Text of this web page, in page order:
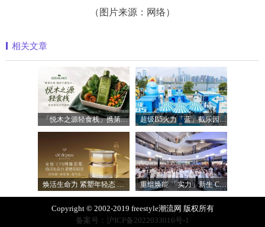
（图片来源：网络）
相关文章
「悦木之源轻食栈」携第四代菌菇水轻盈 超级B5火力「蓝」截乐园登陆长沙，理肤
焕活生命力 紧塑年轻态 全新「CPB精雕面 重组焕能 「实力」新生 Clinique倩碧携手品
Copyright © 2002-2019 freestyle潮流网 版权所有
备案号：沪ICP备2022033016号-1